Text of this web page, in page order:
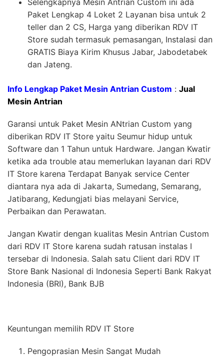
Selengkapnya Mesin Antrian Custom ini ada
Paket Lengkap 4 Loket 2 Layanan bisa untuk 2
teller dan 2 CS, Harga yang diberikan RDV IT
Store sudah termasuk pemasangan, Instalasi dan
GRATIS Biaya Kirim Khusus Jabar, Jabodetabek
dan Jateng.
Info Lengkap Paket Mesin Antrian Custom : Jual
Mesin Antrian
Garansi untuk Paket Mesin ANtrian Custom yang
diberikan RDV IT Store yaitu Seumur hidup untuk
Software dan 1 Tahun untuk Hardware. Jangan Kwatir
ketika ada trouble atau memerlukan layanan dari RDV
IT Store karena Terdapat Banyak service Center
diantara nya ada di Jakarta, Sumedang, Semarang,
Jatibarang, Kedungjati bias melayani Service,
Perbaikan dan Perawatan.
Jangan Kwatir dengan kualitas Mesin Antrian Custom
dari RDV IT Store karena sudah ratusan instalas I
tersebar di Indonesia. Salah satu Client dari RDV IT
Store Bank Nasional di Indonesia Seperti Bank Rakyat
Indonesia (BRI), Bank BJB
Keuntungan memilih RDV IT Store
Pengoprasian Mesin Sangat Mudah